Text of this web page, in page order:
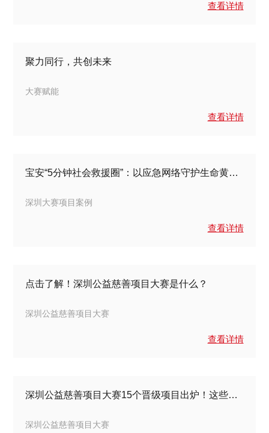
查看详情
聚力同行，共创未来
大赛赋能
查看详情
宝安“5分钟社会救援圈”：以应急网络守护生命黄金时间
深圳大赛项目案例
查看详情
点击了解！深圳公益慈善项目大赛是什么？
深圳公益慈善项目大赛
查看详情
深圳公益慈善项目大赛15个晋级项目出炉！这些项目正在温暖鹏城
深圳公益慈善项目大赛